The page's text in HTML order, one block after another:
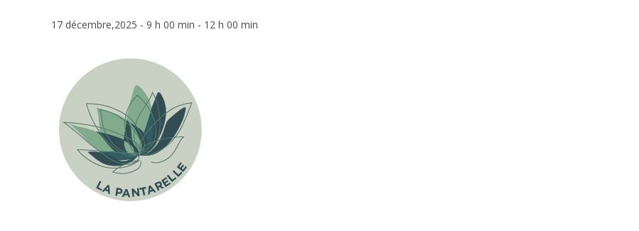
17 décembre,2025 - 9 h 00 min - 12 h 00 min